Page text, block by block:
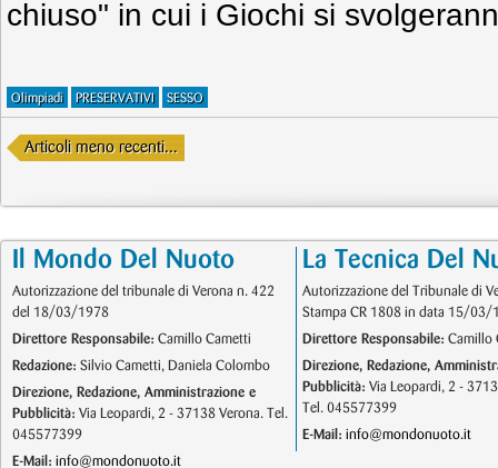
chiuso" in cui i Giochi si
Olimpiadi PRESERVATIVI SESSO
Articoli meno recenti...
Il Mondo Del Nuoto
Autorizzazione del tribunale di Verona n. 422
del 18/03/1978
Direttore Responsabile: Camillo Cametti
Redazione: Silvio Cametti, Daniela Colombo
Direzione, Redazione, Amministrazione e
Pubblicità: Via Leopardi, 2 - 37138 Verona. Tel.
045577399
E-Mail: info@mondonuoto.it
La Tecnica Del
Autorizzazione del Tribunale di
Stampa CR 1808 in data 15/03/
Direttore Responsabile: Camillo
Direzione, Redazione,
Pubblicità: Via Leopardi, 2 -
Tel. 045577399
E-Mail: info@mondonuoto.it